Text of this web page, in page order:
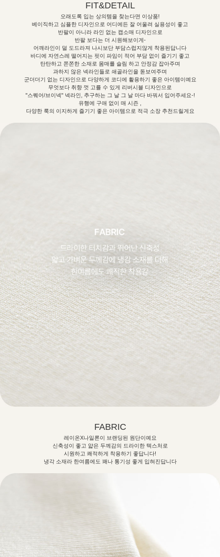
FIT&DETAIL
오래도록 입는 상의템을 찾는다면 이상품!
베이직하고 심플한 디자인으로 어디에든 잘 어울려 실용성이 좋고
반팔이 아니라 라인 없는 캡소매 디자인으로
반팔 보다는 더 시원해보이게-
어깨라인이 덜 도드라져 나시보단 부담스럽지않게 착용된답니다
바디에 자연스레 떨어지는 핏이 파임이 적어 부담 없이 즐기기 좋고
탄탄하고 쫀쫀한 소재로 몸매를 슬림 하고 안정감 잡아주며
과하지 않은 넥라인들로 쇄골라인을 돋보여주며
군더더기 없는 디자인으로 다양하게 코디에 활용하기 좋은 아이템이예요
무엇보다 취향 껏 고를 수 있게 리버시블 디자인으로
"스퀘어/브이넥" 넥라인, 추구하는 그 날 그 날 마다 바꿔서 입어주세요-!
유행에 구애 없이 매 시즌 ,
다양한 룩의 이지하게 즐기기 좋은 아이템으로 적극 소장 추천드릴게요
FABRIC
레이온X나일론이 브랜딩된 원단이예요
신축성이 좋고 얇은 두께감의 드라이한 텍스처로
시원하고 쾌적하게 착용하기 좋답니다!
냉각 소재라 한여름에도 꽤나 통기성 좋게 입혀진답니다